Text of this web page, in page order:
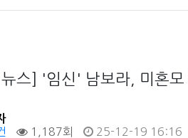
뉴스] '임신' 남보라, 미혼
1,187회 25-12-19 16:16